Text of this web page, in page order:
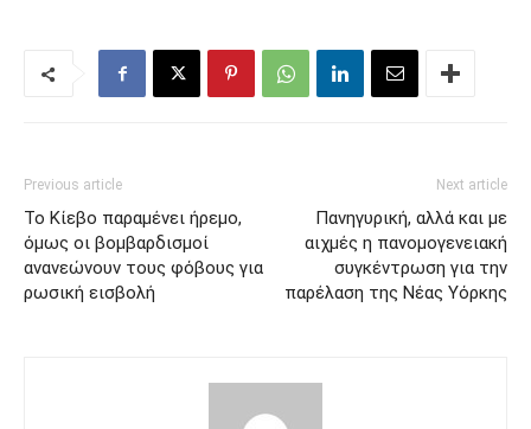
Previous article
Το Κίεβο παραμένει ήρεμο,
όμως οι βομβαρδισμοί
ανανεώνουν τους φόβους για
ρωσική εισβολή
Next article
Πανηγυρική, αλλά και με
αιχμές η πανομογενειακή
συγκέντρωση για την
παρέλαση της Νέας Υόρκης